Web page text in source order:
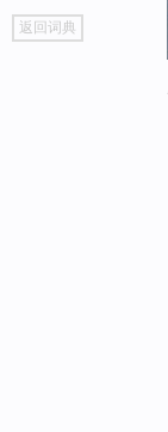
go
top
返回词典